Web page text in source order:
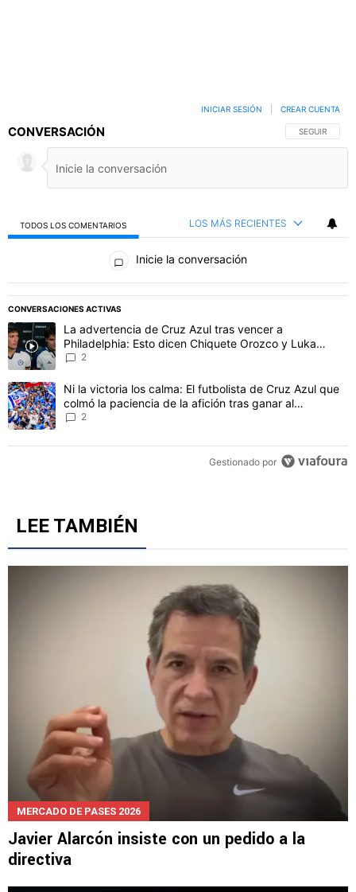
CONVERSACIÓN SIGA ESTA
SEGUIR
INICIAR SESIÓN CREAR CUENTA
TODOS LOS COMENTARIOS LOS MÁS RECIENTES
Todos los comentarios
Inicie la conversación
CONVERSACIONES ACTIVAS
Este listado muestra los artículos con más comentarios en los
Un artículo de tendencia con el título "La advertencia de Cruz
La advertencia de Cruz Azul tras vencer a
Philadelphia: Esto dicen Chiquete Orozco y Luka
Un artículo de tendencia con el título "Ni la victoria los calma: El
Ni la victoria los calma: El futbolista de Cruz Azul que